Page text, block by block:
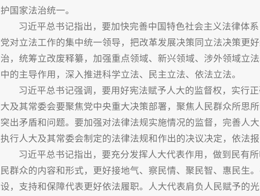
护国家法治统一。
习近平总书记指出，要加快完善中国特色社会主义法律体
党对立法工作的集中统一领导，把改革发展决策同立法决策更
治，统筹立改废释纂，加强重点领域、新兴领域、涉外领域立
中的主导作用，深入推进科学立法、民主立法、依法立法。
习近平总书记强调，要用好宪法赋予人大的监督权，实行
大及其常委会要聚焦党中央重大决策部署，聚焦人民群众所思
突出矛盾和问题。要加强对法律法规实施情况的监督，完善人
执行人大及其常委会制定的法律法规和作出的决议决定，依法
习近平总书记指出，要充分发挥人大代表作用，做到民有
民群众的内容和形式，更好接地气、察民情、聚民智、惠民生
设，支持和保障代表更好依法履职。人大代表肩负人民赋予的